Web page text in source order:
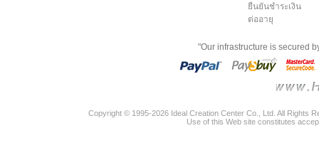
ยืนยันชำระเงิน
ต่ออายุ
"Our infrastructure is secured
Copyright © 1995-2026 Ideal Creation Center Co., Ltd. All Rights
Use of this Web site constitutes